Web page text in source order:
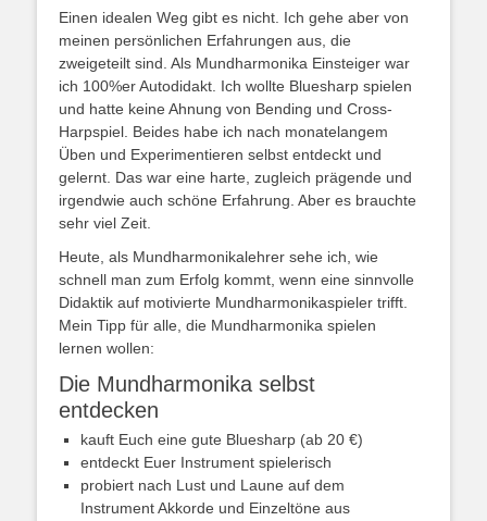
Einen idealen Weg gibt es nicht. Ich gehe aber von
meinen persönlichen Erfahrungen aus, die
zweigeteilt sind. Als Mundharmonika Einsteiger war
ich 100%er Autodidakt. Ich wollte Bluesharp spielen
und hatte keine Ahnung von Bending und Cross-
Harpspiel. Beides habe ich nach monatelangem
Üben und Experimentieren selbst entdeckt und
gelernt. Das war eine harte, zugleich prägende und
irgendwie auch schöne Erfahrung. Aber es brauchte
sehr viel Zeit.
Heute, als Mundharmonikalehrer sehe ich, wie
schnell man zum Erfolg kommt, wenn eine sinnvolle
Didaktik auf motivierte Mundharmonikaspieler trifft.
Mein Tipp für alle, die Mundharmonika spielen
lernen wollen:
Die Mundharmonika selbst
entdecken
kauft Euch eine gute Bluesharp (ab 20 €)
entdeckt Euer Instrument spielerisch
probiert nach Lust und Laune auf dem
Instrument Akkorde und Einzeltöne aus